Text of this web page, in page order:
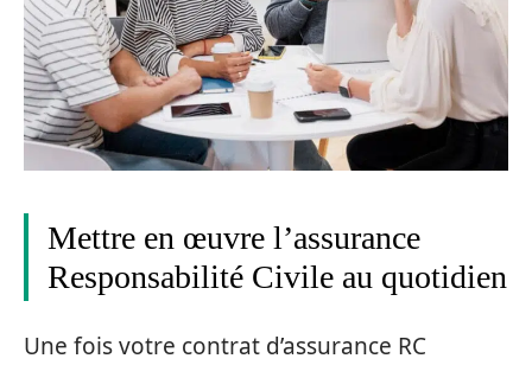
Mettre en œuvre l’assurance
Responsabilité Civile au quotidien
Une fois votre contrat d’assurance RC